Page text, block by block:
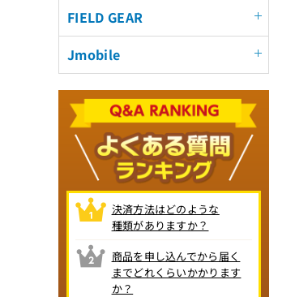
FIELD GEAR
Jmobile
決済方法はどのような
種類がありますか？
商品を申し込んでから届く
までどれくらいかかります
か？